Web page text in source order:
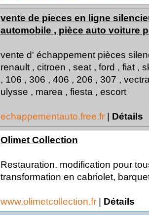
vente de pieces en ligne
automobile , pièce auto voiture
vente d' échappement pièces
renault , citroen , seat , ford , fiat ,
, 106 , 306 , 406 , 206 , 307 ,
ulysse , marea , fiesta , escort
echappementauto.free.fr | Détails
Olimet Collection
Restauration, modification pour
transformation en cabriolet,
www.olimetcollection.fr | Détails